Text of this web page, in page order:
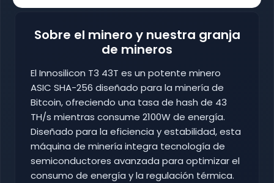
Sobre el minero y nuestra granja
de mineros
El Innosilicon T3 43T es un potente minero
ASIC SHA-256 diseñado para la minería de
Bitcoin, ofreciendo una tasa de hash de 43
TH/s mientras consume 2100W de energía.
Diseñado para la eficiencia y estabilidad, esta
máquina de minería integra tecnología de
semiconductores avanzada para optimizar el
consumo de energía y la regulación térmica.